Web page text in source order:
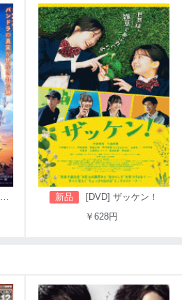
新品
[DVD] ザッケン！
￥628円